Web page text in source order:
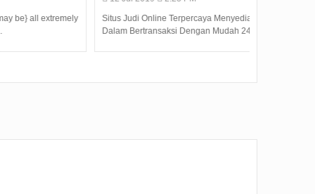
Situs Judi Online Terpercaya Menyediakan Kemudahan
Dalam Bertransaksi Dengan Mudah 24 Jam. Deposit T...